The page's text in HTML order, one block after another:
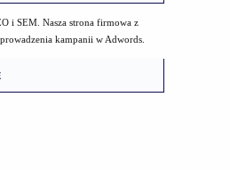
i SEM. Nasza strona firmowa z
kampanii w Adwords.